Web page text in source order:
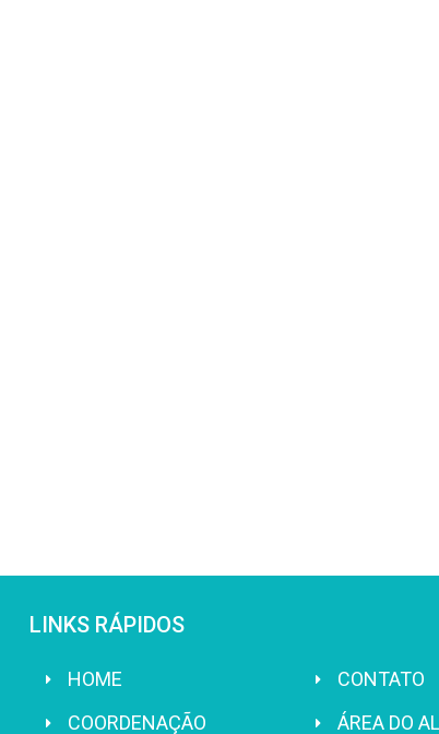
LINKS RÁPIDOS
HOME
COORDENAÇÃO
CONTATO
ÁREA DO